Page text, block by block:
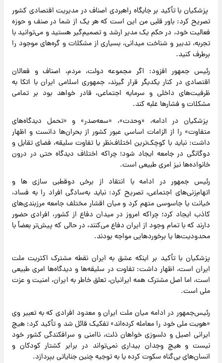
پزشکیان با تأکید بر جایگاه راهبردی اصناف در مدیریت اقتصادی کشور
تصریح کرد: باور قلبی من این است که هر یک از شما در صنف و حوزه
فعالیت خود، در حکم یک مدیر ارشد و تصمیم‌گیر هستید و می‌توانید با
تجربه، تدبیر و شناخت میدانی، بسیاری از مشکلات و گره‌های موجود را
برطرف کنید.
رئیس جمهور افزود: اگر مجموعه دولت، مردم، اصناف و فعالان
اقتصادی در کنار یکدیگر قرار گیرند، جمهوری اسلامی ایران با اتکا به
ظرفیت‌های داخلی و سرمایه اجتماعی، قادر خواهد بود بر تمامی
مشکلات و فشارها غلبه کند.
پزشکیان در ادامه، «وحدت»، «سعه‌صدر» و «تحمل دیدگاه‌های
متفاوت» را از الزامات اساسی عبور کشور از بحران‌ها دانست و اظهار
داشت: نباید با کوچک‌ترین اختلاف‌نظر یا تفاوت سلیقه، فضای تقابل و
دوگانگی در جامعه ایجاد شود؛ چراکه اختلاف دیدگاه حتی در درون
خانواده‌ها نیز امری طبیعی است.
رئیس جمهور در ادامه با انتقاد از برخی دوقطبی سازی ها و
اتهام‌زنی‌های اجتماعی، تصریح کرد: نباید به‌سادگی افراد را به فساد،
خیانت یا جاسوسی متهم کرد و میان اقشار مختلف جامعه مرزبندی‌های
کاذب ایجاد کرد؛ چراکه امروز در میدان دفاع از کشور، افرادی حضور
دارند که با تمام وجود از ایران دفاع می‌کنند، در حالی که پیش‌تر بعضاً با
محدودیت‌ها یا برخوردهایی مواجه بودند.
پزشکیان با تأکید بر اینکه عشق به ایران نقطه مشترک اکثریت ملت
ایران است، اظهار داشت: تفاوت در سلیقه‌ها و دیدگاه‌ها امری طبیعی
است، اما اصل مشترک همه ایرانیان، تعلق خاطر به ایران، امنیت و عزت
ملی است.
رئیس‌جمهور در ادامه میان ملت ایران و معدود افرادی که به تعبیر وی
«هویت ملی خود را معامله کرده‌اند» تفکیک قائل شد و تأکید کرد: هیچ
ایرانی اصیل و دلسوزی خواهان ذلت، ناامنی و سرافکندگی کشور خود
نیست و هیچ وجدان بیداری نمی‌تواند در برابر کشتار کودکان و
انسان‌های بی‌گناه سکوت کرده یا به توجیه چنین جنایاتی بپردازد.